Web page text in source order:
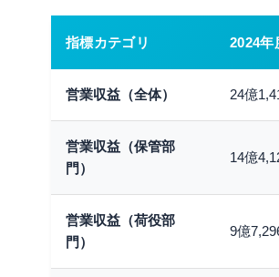
指標カテゴリ 2024年
営業収益（全体） 24億
営業収益（保管部
門）
14億
営業収益（荷役部
門）
9億